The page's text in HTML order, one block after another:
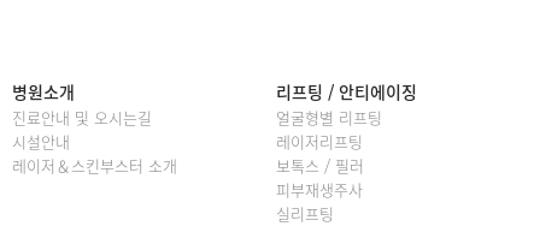
병원소개
진료안내 및 오시는길
시설안내
레이저＆스킨부스터 소개
리프팅 / 안티에이징
얼굴형별 리프팅
레이저리프팅
보톡스 / 필러
피부재생주사
실리프팅